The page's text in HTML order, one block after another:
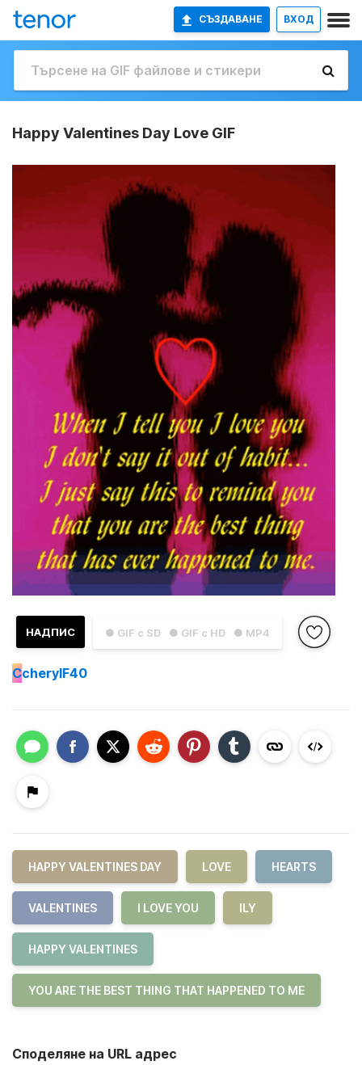
СЪЗДАВАНЕ ВХОД
Happy Valentines Day Love GIF
● GIF с SD ● GIF с HD ● MP4
НАДПИС
CcherylF40
HAPPY VALENTINES DAY LOVE HEARTS
VALENTINES I LOVE YOU ILY
HAPPY VALENTINES
YOU ARE THE BEST THING THAT HAPPENED TO ME
Споделяне на URL адрес